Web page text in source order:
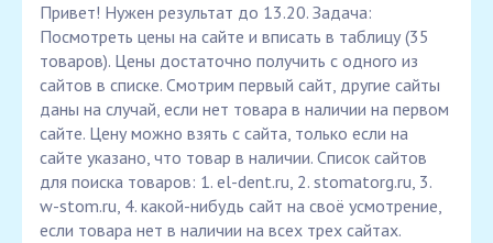
Привет! Нужен результат до 13.20. Задача:
Посмотреть цены на сайте и вписать в таблицу (35
товаров). Цены достаточно получить с одного из
сайтов в списке. Смотрим первый сайт, другие сайты
даны на случай, если нет товара в наличии на первом
сайте. Цену можно взять с сайта, только если на
сайте указано, что товар в наличии. Список сайтов
для поиска товаров: 1. el-dent.ru, 2. stomatorg.ru, 3.
w-stom.ru, 4. какой-нибудь сайт на своё усмотрение,
если товара нет в наличии на всех трех сайтах.